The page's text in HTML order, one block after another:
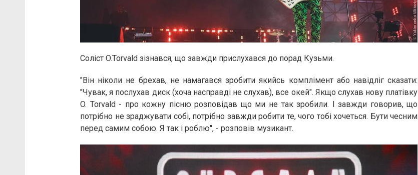
Соліст O.Torvald зізнався, що завжди прислухався до порад Кузьми.
"Він ніколи не брехав, не намагався зробити якийсь комплімент або навідліг сказати:
"Чувак, я послухав диск (хоча насправді не слухав), все окей". Якщо слухав нову платівку
O. Torvald - про кожну пісню розповідав що ми не так зробили. І завжди говорив, що
потрібно не зраджувати собі, потрібно завжди робити те, чого тобі хочеться. Бути чесним
перед самим собою. Я так і роблю", - розповів музикант.